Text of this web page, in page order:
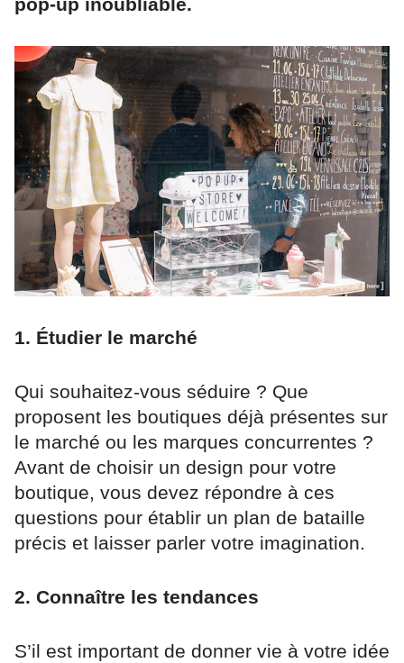
pop-up inoubliable.
1. Étudier le marché
Qui souhaitez-vous séduire ? Que
proposent les boutiques déjà présentes sur
le marché ou les marques concurrentes ?
Avant de choisir un design pour votre
boutique, vous devez répondre à ces
questions pour établir un plan de bataille
précis et laisser parler votre imagination.
2. Connaître les tendances
S’il est important de donner vie à votre idée